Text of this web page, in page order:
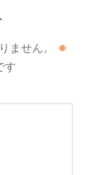
ません。
※
す